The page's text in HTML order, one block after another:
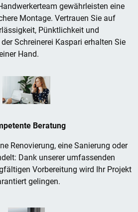
gewährleisten eine
Montage. Vertrauen Sie auf
Pünktlichkeit und
Schreinerei Kaspari erhalten Sie
Hand.
Beratung
Renovierung, eine Sanierung oder
Dank unserer umfassenden
Vorbereitung wird Ihr Projekt
gelingen.